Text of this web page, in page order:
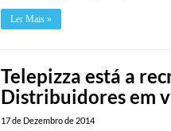
Ler Mais »
Telepizza está a
Distribuidores em
17 de Dezembro de 2014